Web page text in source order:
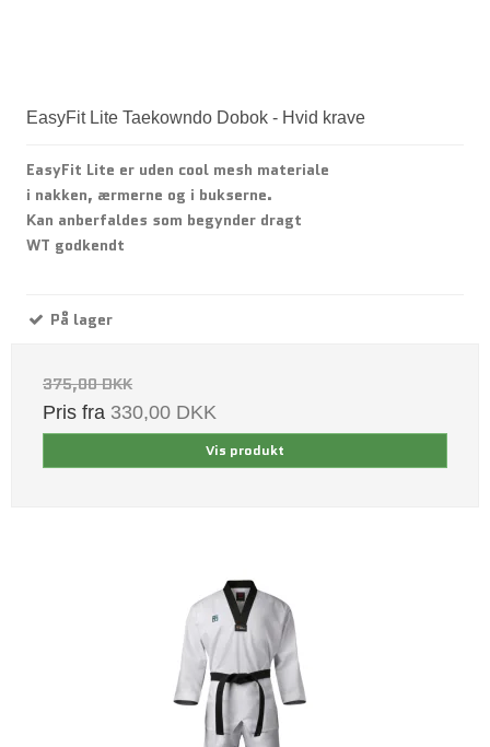
EasyFit Lite Taekowndo Dobok - Hvid krave
EasyFit Lite er uden cool mesh materiale
i nakken, ærmerne og i bukserne.
Kan anberfaldes som begynder dragt
WT godkendt
På lager
375,00 DKK
Pris fra 330,00 DKK
Vis produkt